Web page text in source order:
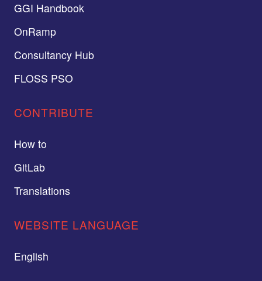
GGI Handbook
OnRamp
Consultancy Hub
FLOSS PSO
CONTRIBUTE
How to
GitLab
Translations
WEBSITE LANGUAGE
English